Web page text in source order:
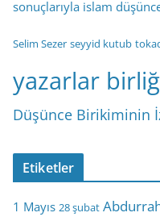
sonuçlarıyla islam
Selim Sezer seyyid kutub
yazarlar
Düşünce Birikiminin
Etiketler
1 Mayıs 28 şubat